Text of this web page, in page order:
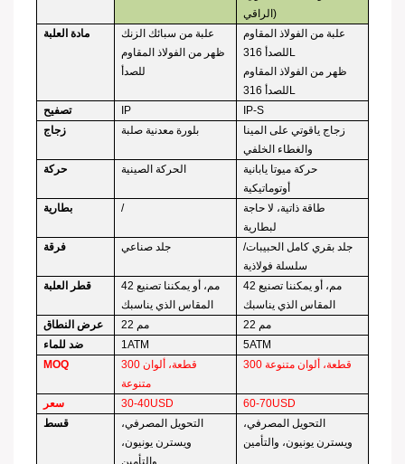
الراقي)
مادة العلبة
علبة من سبائك الزنك
ظهر من الفولاذ المقاوم
للصدأ
علبة من الفولاذ المقاوم
للصدأ 316L
ظهر من الفولاذ المقاوم
للصدأ 316L
تصفيح
IP
IP-S
زجاج
بلورة معدنية صلبة
زجاج ياقوتي على المينا
والغطاء الخلفي
حركة
الحركة الصينية
حركة ميوتا يابانية
أوتوماتيكية
بطارية
/
طاقة ذاتية، لا حاجة
لبطارية
فرقة
جلد صناعي
جلد بقري كامل الحبيبات/
سلسلة فولاذية
قطر العلبة
42 مم، أو يمكننا تصنيع
المقاس الذي يناسبك
42 مم، أو يمكننا تصنيع
المقاس الذي يناسبك
عرض النطاق
22 مم
22 مم
ضد للماء
1ATM
5ATM
MOQ
300 قطعة، ألوان
متنوعة
300 قطعة، ألوان متنوعة
سعر 30-40USD
60-70USD
قسط
التحويل المصرفي،
ويسترن يونيون،
والتأمين
التحويل المصرفي،
ويسترن يونيون، والتأمين